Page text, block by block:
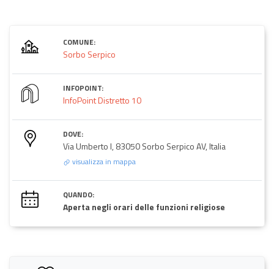
COMUNE:
Sorbo Serpico
INFOPOINT:
InfoPoint Distretto 10
DOVE:
Via Umberto I, 83050 Sorbo Serpico AV, Italia
visualizza in mappa
QUANDO:
Aperta negli orari delle funzioni religiose